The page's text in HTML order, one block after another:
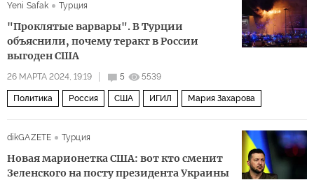
Yeni Safak Турция
"Проклятые варвары". В Турции
объяснили, почему теракт в России
выгоден США
26 МАРТА 2024, 19:19 5 5539
Политика Россия США ИГИЛ Мария Захарова
dikGAZETE Турция
Новая марионетка США: вот кто сменит
Зеленского на посту президента Украины